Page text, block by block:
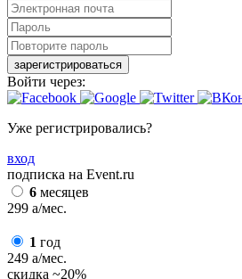
зарегистрироваться
Войти через:
Уже регистрировались?
вход
подписка на Event.ru
6 месяцев
299 a/мес.
1 год
249 a/мес.
скидка ~20%